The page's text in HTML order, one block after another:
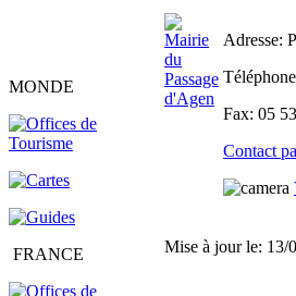
MONDE
FRANCE
Adresse:
Téléphone
Fax: 05
Contact
Mise à jour le: 13/